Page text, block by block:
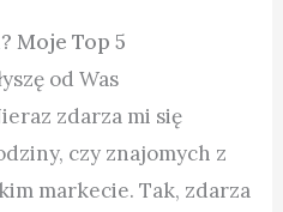
Moje Top 5
od Was
zdarza mi się
czy znajomych z
markecie. Tak, zdarza